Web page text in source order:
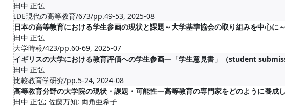
田中 正弘
IDE現代の高等教育/673/pp.49-53, 2025-08
日本の高等教育における学生参画の現状と課題～大学基準協会の取り組みを中心に～
田中 正弘
大学時報/423/pp.60-69, 2025-07
イギリスの大学における教育評価への学生参画―「学生意見書」（student
田中 正弘
比較教育学研究/pp.5-24, 2024-08
高等教育分野の大学院の現状・課題・可能性―高等教育の専門家をどのように養成
田中 正弘; 佐藤万知; 両角亜希子